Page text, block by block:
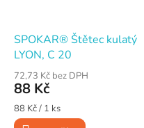
SPOKAR® Štětec kulatý
LYON, C 20
72,73 Kč bez DPH
88 Kč
Měrná
cena:
88 Kč / 1 ks